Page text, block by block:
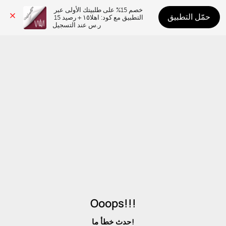
ر.س عند التسجيل
حمّل التطبيق
Ooops!!!
حدث خطأ ما!